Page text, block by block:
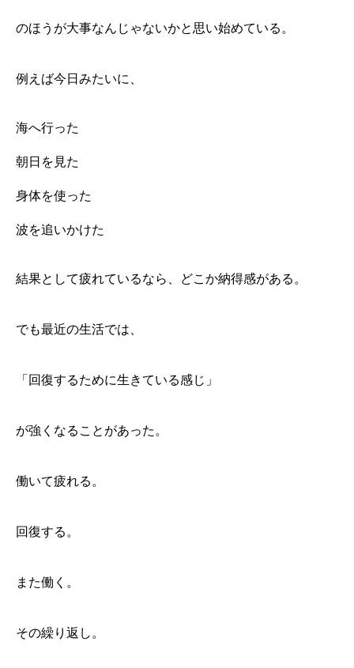
のほうが大事なんじゃないかと思い始めている。
例えば今日みたいに、
海へ行った
朝日を見た
身体を使った
波を追いかけた
結果として疲れているなら、どこか納得感がある。
でも最近の生活では、
「回復するために生きている感じ」
が強くなることがあった。
働いて疲れる。
回復する。
また働く。
その繰り返し。
本当に欲しいのは、「こういう朝がある生活」